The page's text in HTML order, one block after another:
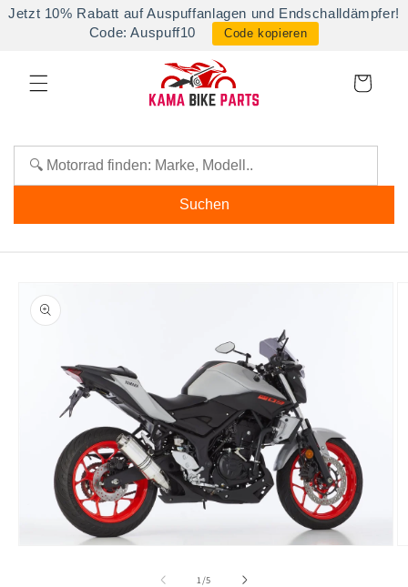
Jetzt 10% Rabatt auf Auspuffanlagen und Endschalldämpfer!
Code: Auspuff10
Code kopieren
Direkt
zum
Warenkorb
Suchen
1/von
5